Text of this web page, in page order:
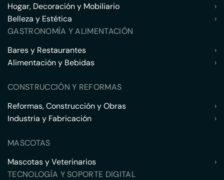
Hogar, Decoración y Mobiliario
›
Belleza y Estética
›
GASTRONOMÍA Y ALIMENTACIÓN
Bares y Restaurantes
›
Alimentación y Bebidas
›
CONSTRUCCIÓN Y REFORMAS
Reformas, Construcción y Obras
›
Industria y Fabricación
›
MASCOTAS
Mascotas y Veterinarios
›
TECNOLOGÍA Y SOPORTE DIGITAL